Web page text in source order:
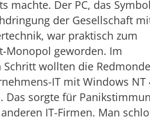
machte. Der PC, das Symbol
der Gesellschaft
war praktisch zum
Monopol geworden. Im
Schritt wollten die
IT mit Windows NT
Das sorgte für
IT-Firmen. Man